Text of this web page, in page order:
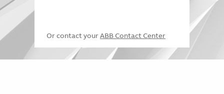
Or contact your ABB Contact Center